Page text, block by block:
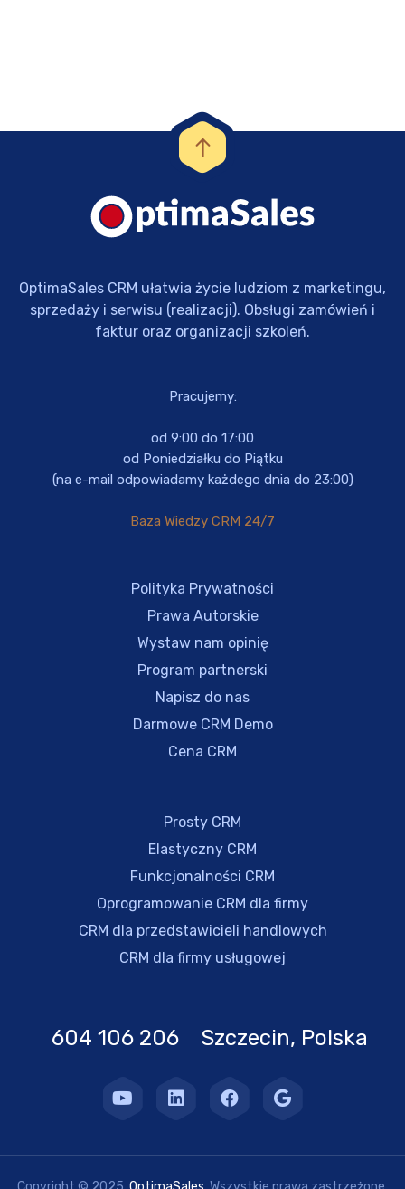
OptimaSales CRM ułatwia życie ludziom z marketingu,
sprzedaży i serwisu (realizacji). Obsługi zamówień i
faktur oraz organizacji szkoleń.
Pracujemy:
od 9:00 do 17:00
od Poniedziałku do Piątku
(na e-mail odpowiadamy każdego dnia do 23:00)
Baza Wiedzy CRM 24/7
Polityka Prywatności
Prawa Autorskie
Wystaw nam opinię
Program partnerski
Napisz do nas
Darmowe CRM Demo
Cena CRM
Prosty CRM
Elastyczny CRM
Funkcjonalności CRM
Oprogramowanie CRM dla firmy
CRM dla przedstawicieli handlowych
CRM dla firmy usługowej
604 106 206 Szczecin, Polska